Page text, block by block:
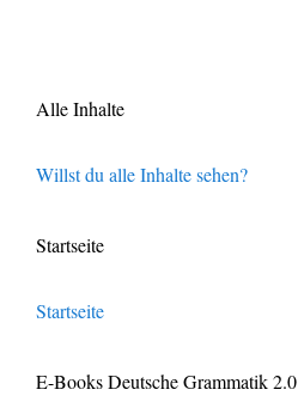
Alle Inhalte
Willst du alle Inhalte sehen?
Startseite
Startseite
E-Books Deutsche Grammatik 2.0